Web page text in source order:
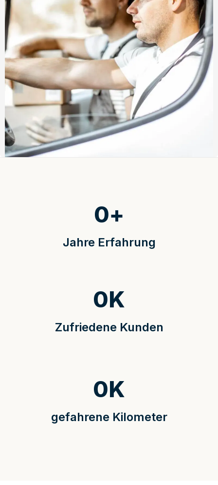
Jahre Erfahrung
0+
Zufriedene Kunden
0K
gefahrene Kilometer
0K